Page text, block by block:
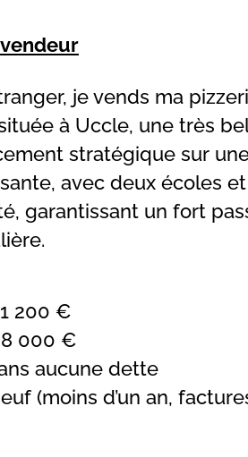
je vends ma
à Uccle, une très
stratégique sur
avec deux écoles
garantissant un fort
200 €
000 €
aucune dette
(moins d’un an,